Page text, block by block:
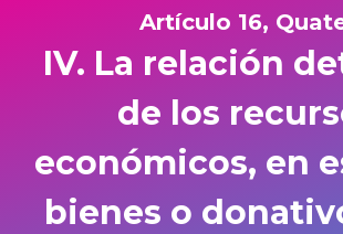
Artículo 16,
IV. La relación
de los
económicos, en
bienes o